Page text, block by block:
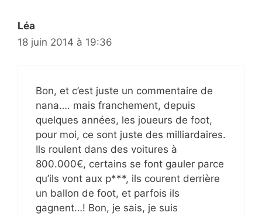
Léa
18 juin 2014 à 19:36
Bon, et c’est juste un commentaire de
nana…. mais franchement, depuis
quelques années, les joueurs de foot,
pour moi, ce sont juste des milliardaires.
Ils roulent dans des voitures à
800.000€, certains se font gauler parce
qu’ils vont aux p***, ils courent derrière
un ballon de foot, et parfois ils
gagnent…! Bon, je sais, je suis